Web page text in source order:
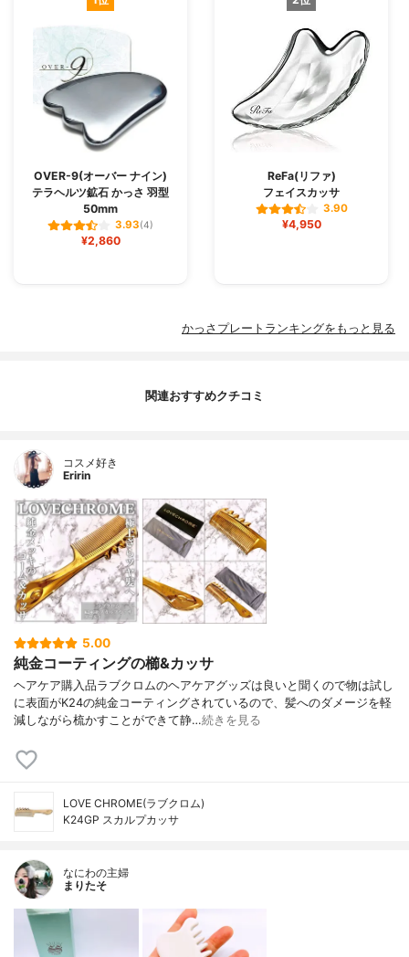
OVER-9(オーバー ナイン)
テラヘルツ鉱石 かっさ 羽型
50mm
3.93(4)
¥2,860
ReFa(リファ)
フェイスカッサ
3.90
¥4,950
かっさプレートランキングをもっと見る
関連おすすめクチコミ
コスメ好き
Eririn
5.00
純金コーティングの櫛&カッサ
ヘアケア購入品ラブクロムのヘアケアグッズは良いと聞くので物は試し
に表面がK24の純金コーティングされているので、髪へのダメージを軽
減しながら梳かすことができて静…続きを見る
LOVE CHROME(ラブクロム)
K24GP スカルプカッサ
なにわの主婦
まりたそ